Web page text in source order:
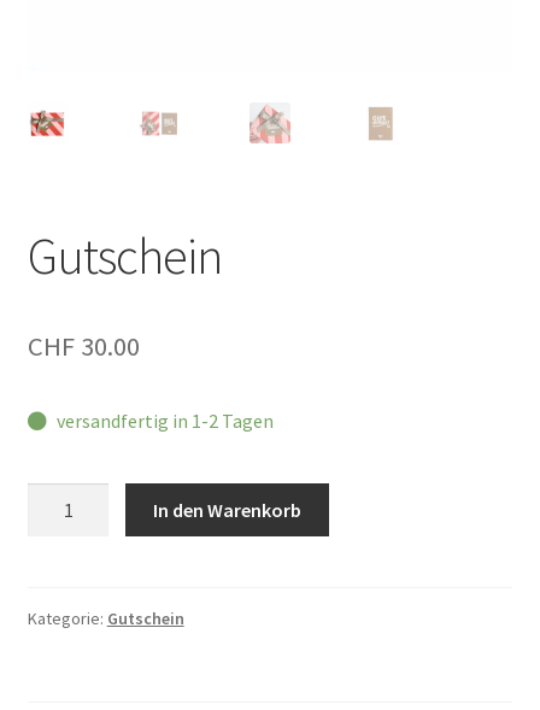
Gutschein
CHF30.00
versandfertig in 1-2 Tagen
In den Warenkorb
Kategorie: Gutschein